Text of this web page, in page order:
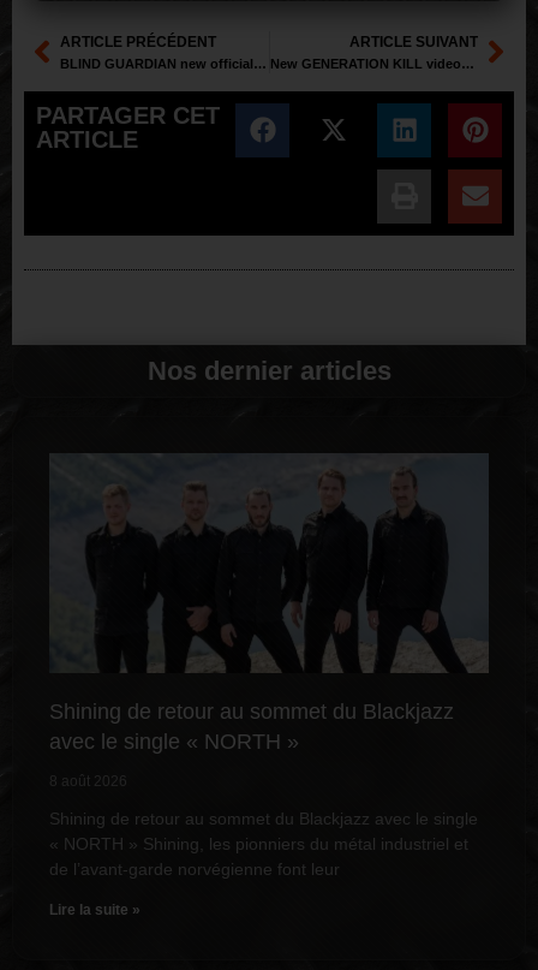
ARTICLE PRÉCÉDENT
BLIND GUARDIAN new official trailer Beyond the red mirror
ARTICLE SUIVANT
New GENERATION KILL videoclip
PARTAGER CET
ARTICLE
Nos dernier articles
Shining de retour au sommet du Blackjazz
avec le single « NORTH »
8 août 2026
Shining de retour au sommet du Blackjazz avec le single
« NORTH » Shining, les pionniers du métal industriel et
de l’avant-garde norvégienne font leur
Lire la suite »